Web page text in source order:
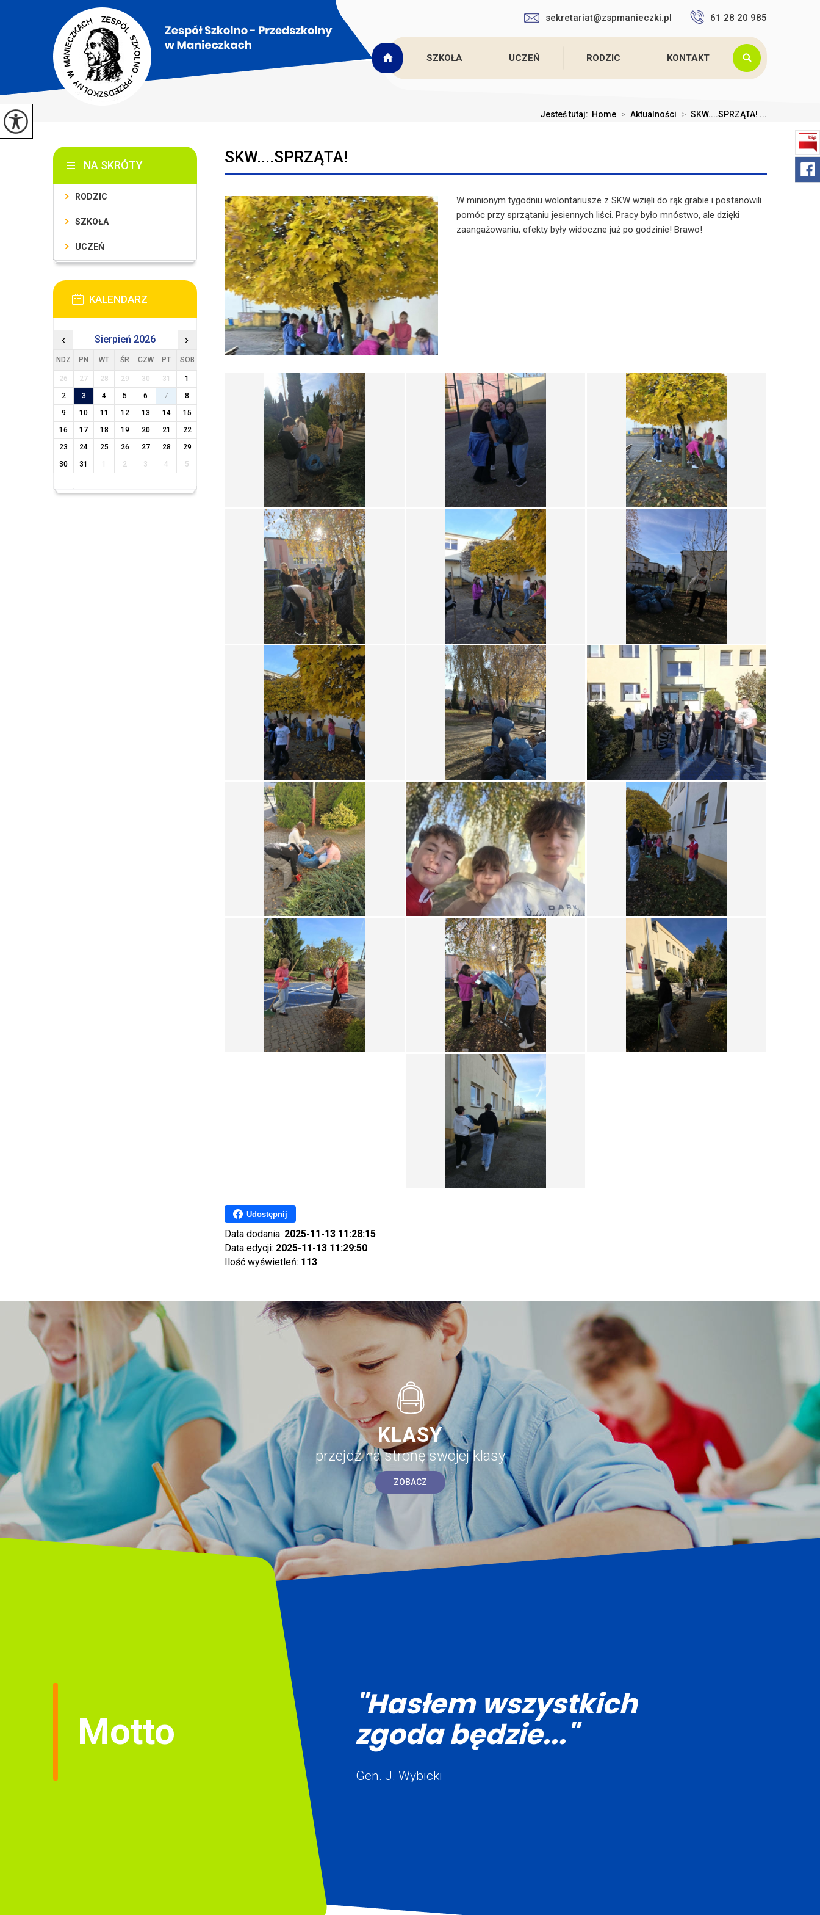
sekretariat@zspmanieczki.pl 61 28 20 985
SZKOŁA UCZEŃ RODZIC KONTAKT
Jesteś tutaj: Home > Aktualności > SKW....SPRZĄTA! ...
SKW....SPRZĄTA!
W minionym tygodniu wolontariusze z SKW wzięli do rąk grabie i postanowili
pomóc przy sprzątaniu jesiennych liści. Pracy było mnóstwo, ale dzięki
zaangażowaniu, efekty były widoczne już po godzinie! Brawo!
Udostępnij
Data dodania: 2025-11-13 11:28:15
Data edycji: 2025-11-13 11:29:50
Ilość wyświetleń: 113
NA SKRÓTY
RODZIC
SZKOŁA
UCZEŃ
KALENDARZ
‹ Sierpień 2026 ›
NDZ PN WT ŚR CZW PT SOB
26 27 28 29 30 31
1
2
3 4 5 6 7
8
9
10 11 12 13 14
15
16
17 18 19 20 21
22
23
24 25 26 27 28
29
30
31 1 2 3 4 5
KLASY
przejdź na stronę swojej klasy
ZOBACZ
"Hasłem wszystkich
zgoda będzie..."
Gen. J. Wybicki